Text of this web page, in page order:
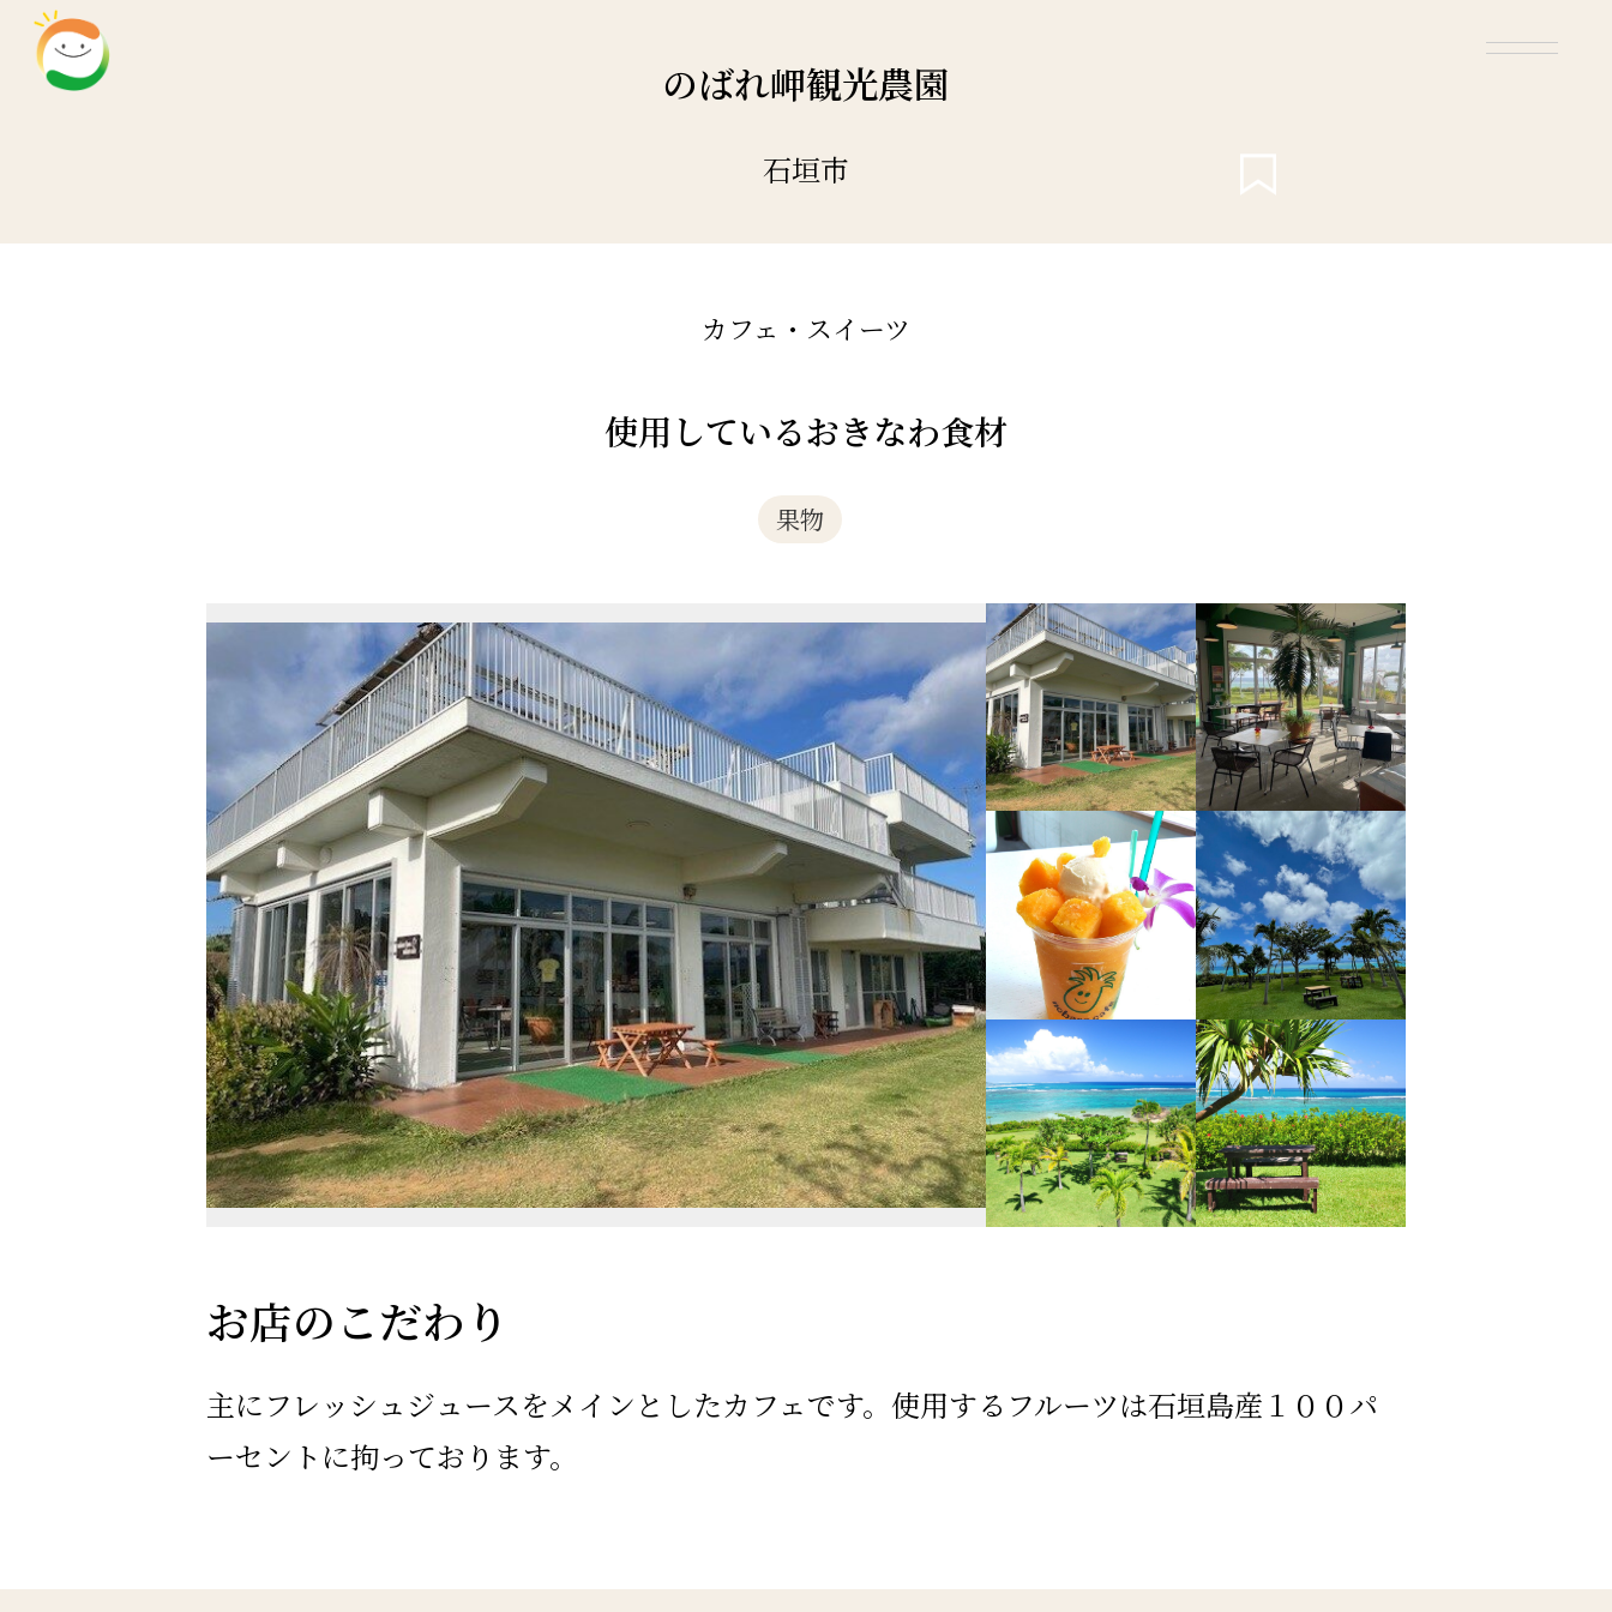
のばれ岬観光農園
石垣市
カフェ・スイーツ
使用しているおきなわ食材
果物
お店のこだわり
主にフレッシュジュースをメインとしたカフェです。使用するフルーツは石垣島産１００パ
ーセントに拘っております。